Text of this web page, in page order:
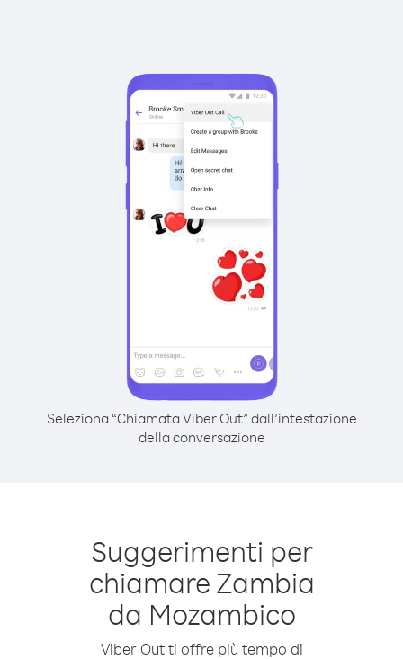
Seleziona “Chiamata Viber Out” dall’intestazione
della conversazione
Suggerimenti per
chiamare Zambia
da Mozambico
Viber Out ti offre più tempo di